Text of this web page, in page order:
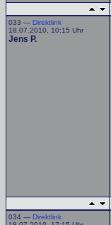
033 — Direktlink
18.07.2010, 10:15 Uhr
Jens P.
034 — Direktlink